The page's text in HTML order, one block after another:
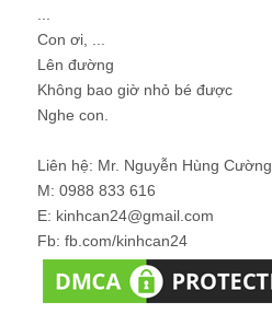
Con ơi, ...
Lên đường
Không bao giờ nhỏ bé được
Nghe con.
Liên hệ: Mr. Nguyễn Hùng Cường
M: 0988 833 616
E: kinhcan24@gmail.com
Fb: fb.com/kinhcan24